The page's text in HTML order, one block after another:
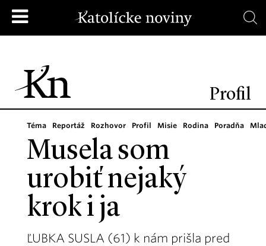
Profil
Téma Reportáž Rozhovor Profil Misie Rodina Poradňa
Musela som
urobiť nejaký
krok i ja
ĽUBKA SUSLA (61) k nám prišla pred